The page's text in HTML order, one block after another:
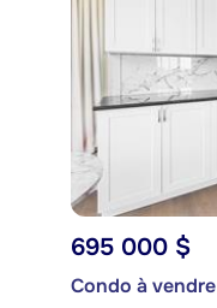
695 000 $
Condo à vendre